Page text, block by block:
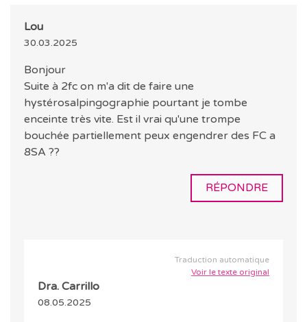
Lou
30.03.2025
Bonjour
Suite à 2fc on m'a dit de faire une
hystérosalpingographie pourtant je tombe
enceinte très vite. Est il vrai qu'une trompe
bouchée partiellement peux engendrer des FC a
8SA ??
RÉPONDRE
Traduction automatique
Voir le texte original
Dra. Carrillo
08.05.2025